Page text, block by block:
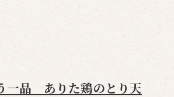
一品 ありた鶏のとり天